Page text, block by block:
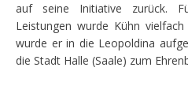
auf seine Initiative zurück.
Leistungen wurde Kühn
wurde er in die Leopoldina
die Stadt Halle (Saale) zum